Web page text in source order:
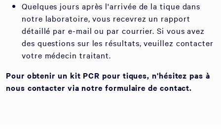
Quelques jours après l'arrivée de la tique dans
notre laboratoire, vous recevrez un rapport
détaillé par e-mail ou par courrier. Si vous avez
des questions sur les résultats, veuillez contacter
votre médecin traitant.
Pour obtenir un kit PCR pour tiques, n'hésitez pas à
nous contacter via notre formulaire de contact.